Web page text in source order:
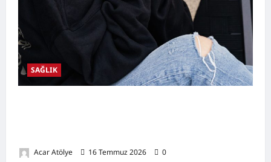
SAĞLIK
Acar Atölye 16 Temmuz 2026 0